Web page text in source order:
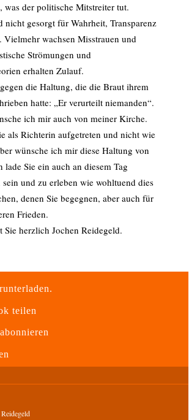
was der politische Mitstreiter tut.
nicht gesorgt für Wahrheit, Transparenz
Vielmehr wachsen Misstrauen und
Strömungen und
erhalten Zulauf.
die Haltung, die die Braut ihrem
hatte: „Er verurteilt niemanden“.
ich mir auch von meiner Kirche.
als Richterin aufgetreten und nicht wie
wünsche ich mir diese Haltung von
Sie ein auch an diesem Tag
und zu erleben wie wohltuend dies
denen Sie begegnen, aber auch für
Frieden.
herzlich Jochen Reidegeld.
teilen